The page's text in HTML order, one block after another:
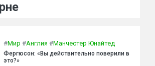
#Мир #Англия #Манчестер Юнайтед
Фергюсон: «Вы действительно поверили в
это?»